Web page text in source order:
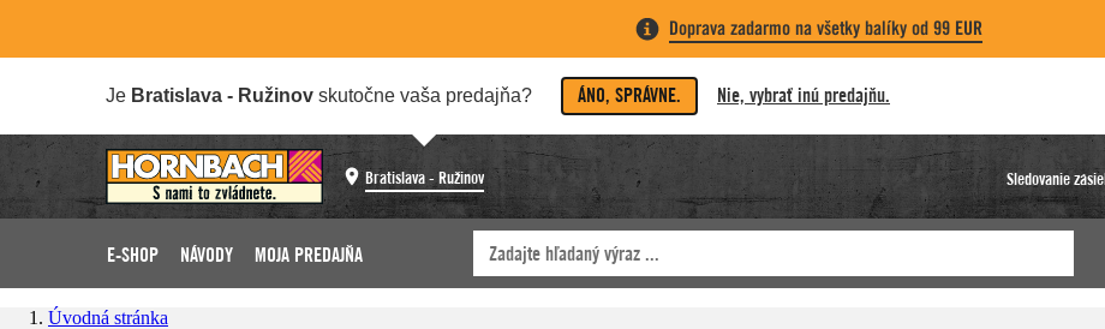
Doprava zadarmo na všetky balíky od 99 EUR
Je Bratislava - Ružinov skutočne vaša predajňa? ÁNO, SPRÁVNE. Nie, vybrať inú predajňu.
Bratislava - Ružinov Sledovanie
E-SHOP NÁVODY MOJA PREDAJŇA
Úvodná stránka